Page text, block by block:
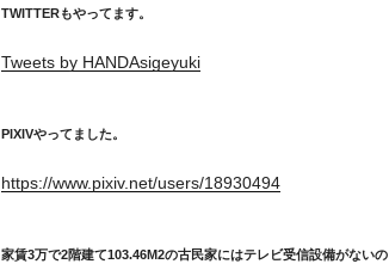
TWITTERもやってます。
Tweets by HANDAsigeyuki
PIXIVやってました。
https://www.pixiv.net/users/18930494
家賃3万で2階建て103.46M2の古民家にはテレビ受信設備がないの